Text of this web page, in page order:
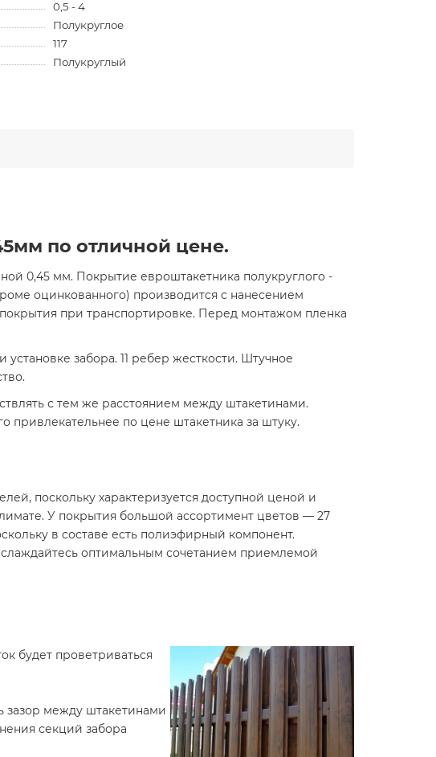
0,5 - 4
Полукруглое
117
Полукруглый
по отличной цене.
0,45 мм. Покрытие евроштакетника полукруглого -
оцинкованного) производится с нанесением
при транспортировке. Перед монтажом пленка
забора. 11 ребер жесткости. Штучное
с тем же расстоянием между штакетинами.
привлекательнее по цене штакетника за штуку.
поскольку характеризуется доступной ценой и
У покрытия большой ассортимент цветов — 27
в составе есть полиэфирный компонент.
оптимальным сочетанием приемлемой
будет проветриваться
зазор между штакетинами
секций забора